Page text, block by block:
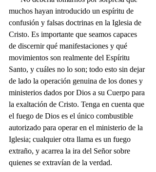
muchos hayan introducido un espíritu de
confusión y falsas doctrinas en la Iglesia de
Cristo. Es importante que seamos capaces
de discernir qué manifestaciones y qué
movimientos son realmente del Espíritu
Santo, y cuáles no lo son; todo esto sin dejar
de lado la operación genuina de los dones y
ministerios dados por Dios a su Cuerpo para
la exaltación de Cristo. Tenga en cuenta que
el fuego de Dios es el único combustible
autorizado para operar en el ministerio de la
Iglesia; cualquier otra llama es un fuego
extraño, y acarrea la ira del Señor sobre
quienes se extravían de la verdad.